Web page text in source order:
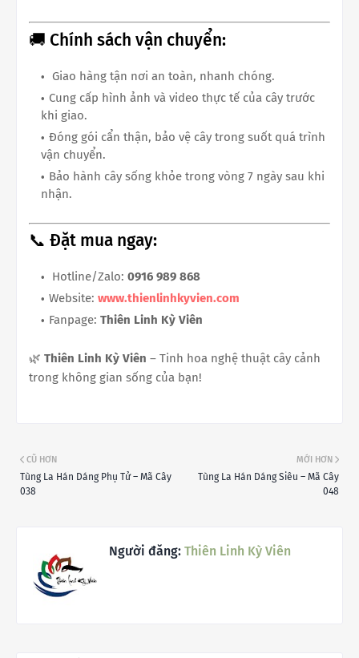
🚚 Chính sách vận chuyển:
Giao hàng tận nơi an toàn, nhanh chóng.
Cung cấp hình ảnh và video thực tế của cây trước
khi giao.
Đóng gói cẩn thận, bảo vệ cây trong suốt quá trình
vận chuyển.
Bảo hành cây sống khỏe trong vòng 7 ngày sau khi
nhận.
📞 Đặt mua ngay:
Hotline/Zalo: 0916 989 868
Website: www.thienlinhkyvien.com
Fanpage: Thiên Linh Kỳ Viên
🌿 Thiên Linh Kỳ Viên – Tinh hoa nghệ thuật cây cảnh
trong không gian sống của bạn!
MỚI HƠN
Tùng La Hán Dáng Siêu – Mã Cây
048
CŨ HƠN
Tùng La Hán Dáng Phụ Tử – Mã Cây
038
Người đăng: Thiên Linh Kỳ Viên